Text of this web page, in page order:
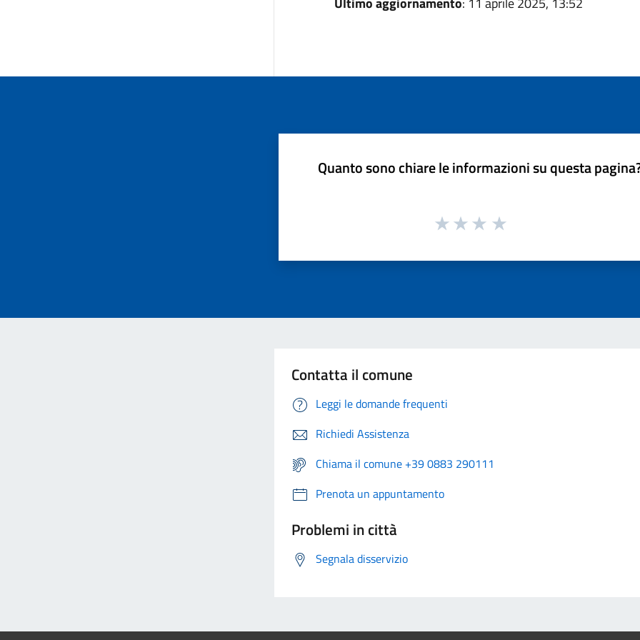
Quanto sono chiare le informazioni su questa
Contatta il comune
Leggi le domande frequenti
Richiedi Assistenza
Chiama il comune +39 0883 290111
Prenota un appuntamento
Problemi in città
Segnala disservizio